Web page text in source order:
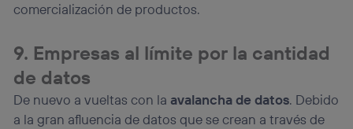
comercialización de productos.
9. Empresas al límite por la cantidad
de datos
De nuevo a vueltas con la avalancha de datos. Debido
a la gran afluencia de datos que se crean a través de